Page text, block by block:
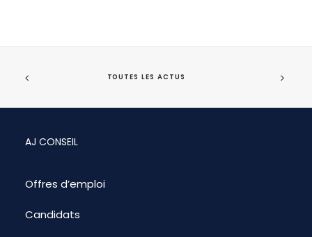
TOUTES LES ACTUS
AJ CONSEIL
Offres d’emploi
Candidats